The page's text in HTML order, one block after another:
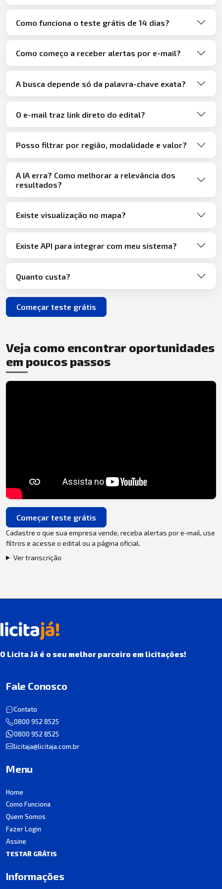
Como funciona o teste grátis de 14 dias?
Como começo a receber alertas por e-mail?
A busca depende só da palavra-chave exata?
O e-mail traz link direto do edital?
Posso filtrar por região, modalidade e valor?
A IA erra? Como melhorar a relevância dos
resultados?
Existe visualização no mapa?
Existe API para integrar com meu sistema?
Quanto custa?
Começar teste grátis
Veja como encontrar oportunidades
em poucos passos
Começar teste grátis
Cadastre o que sua empresa vende, receba alertas por e-mail, use
filtros e acesse o edital ou a página oficial.
Ver transcrição
O Licita Já é o seu melhor parceiro em licitações!
Fale Conosco
Contato
0800 952 8525
0800 952 8525
licitaja@licitaja.com.br
Menu
Home
Como Funciona
Quem Somos
Fazer Login
Assine
TESTAR GRÁTIS
Informações